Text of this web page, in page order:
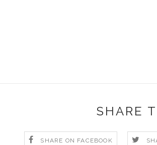
SHARE
SHARE ON FACEBOOK